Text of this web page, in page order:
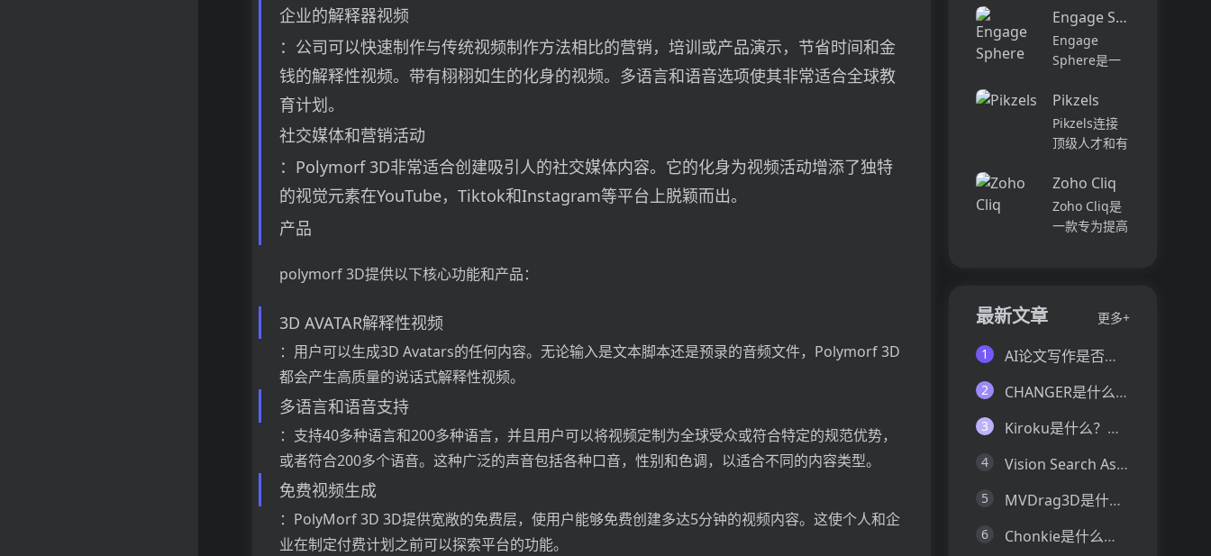
企业的解释器视频
：公司可以快速制作与传统视频制作方法相比的营销，培训或产品演示，节省时间和金
钱的解释性视频。带有栩栩如生的化身的视频。多语言和语音选项使其非常适合全球教
育计划。
社交媒体和营销活动
：Polymorf 3D非常适合创建吸引人的社交媒体内容。它的化身为视频活动增添了独特
的视觉元素在YouTube，Tiktok和Instagram等平台上脱颖而出。
产品
polymorf 3D提供以下核心功能和产品：
3D AVATAR解释性视频
：用户可以生成3D Avatars的任何内容。无论输入是文本脚本还是预录的音频文件，Polymorf 3D
都会产生高质量的说话式解释性视频。
多语言和语音支持
：支持40多种语言和200多种语言，并且用户可以将视频定制为全球受众或符合特定的规范优势，
或者符合200多个语音。这种广泛的声音包括各种口音，性别和色调，以适合不同的内容类型。
免费视频生成
：PolyMorf 3D 3D提供宽敞的免费层，使用户能够免费创建多达5分钟的视频内容。这使个人和企
业在制定付费计划之前可以探索平台的功能。
间，创造上
下...
产。它提供了
一站式的多模
态AI模型访
问，包括语言
模型（...
文件协作的工
具。它能帮助
用户管理多个
档和文件、整
理研究材料、
组织内容库，
并将所有文件
和内容集中在
Engage Sphere AI
Engage
Sphere是一
工参与度分析
平台。它可以
深入分析公司
队和岗位的参
与度,帮助管
理者明确团队
互动症结所
Pikzels
Pikzels连接
顶级人才和有
我们促进协
作，释放创意
卓越。加入我
量，释放你的
Pi...
Zoho Cliq
Zoho Cliq是
一款专为提高
团队成员、对
话和工作流集
中在一个地
方,实现无缝
连接。主要功
能包括:组
最新文章 更多+
1 AI论文写作是否靠谱？这6款论文AI写作神器真的可以让你效率翻倍
2 CHANGER是什么？一文让你看懂CHANGER的技术原理、主要功能、应用场景
3 Kiroku是什么？一文让你看懂Kiroku的技术原理、主要功能、应用场景
4 Vision Search Assistant是什么？一文让你看懂Vision Search Assistant的技术原理、主要功能、应用场景
5 MVDrag3D是什么？一文让你看懂MVDrag3D的技术原理、主要功能、应用场景
6 Chonkie是什么？一文让你看懂Chonkie的技术原理、主要功能、应用场景